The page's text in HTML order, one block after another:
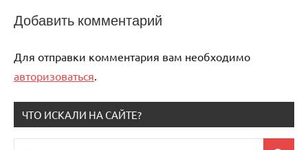
Добавить комментарий
Для отправки комментария вам необходимо
авторизоваться.
ЧТО ИСКАЛИ НА САЙТЕ?